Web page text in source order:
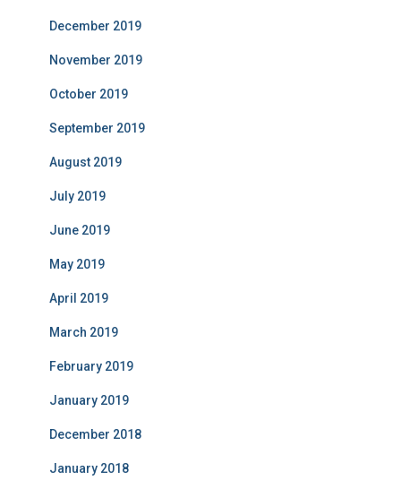
December 2019
November 2019
October 2019
September 2019
August 2019
July 2019
June 2019
May 2019
April 2019
March 2019
February 2019
January 2019
December 2018
January 2018